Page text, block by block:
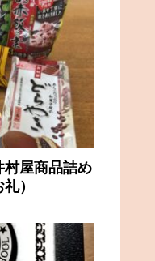
村屋商品詰め
）